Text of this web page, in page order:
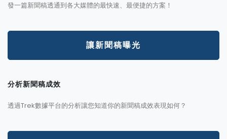
發一篇新聞稿透通到各大媒體的最快速、最便捷的方案！
讓新聞稿曝光
分析新聞稿成效
透過Trek數據平台的分析讓您知道你的新聞稿成效表現如何？